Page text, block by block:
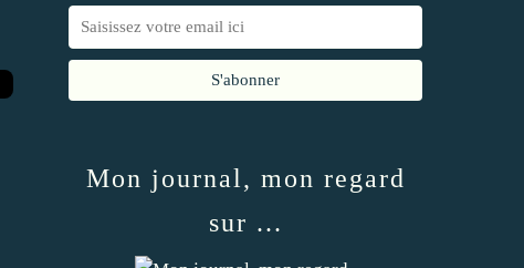
Mon journal, mon regard
sur ...